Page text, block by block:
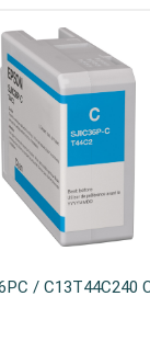
/ C13T44C240